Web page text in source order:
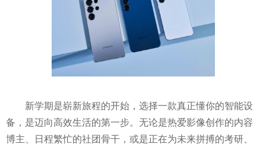
新学期是崭新旅程的开始，选择一款真正懂你的智能设
备，是迈向高效生活的第一步。无论是热爱影像创作的内容
博主、日程繁忙的社团骨干，或是正在为未来拼搏的考研、